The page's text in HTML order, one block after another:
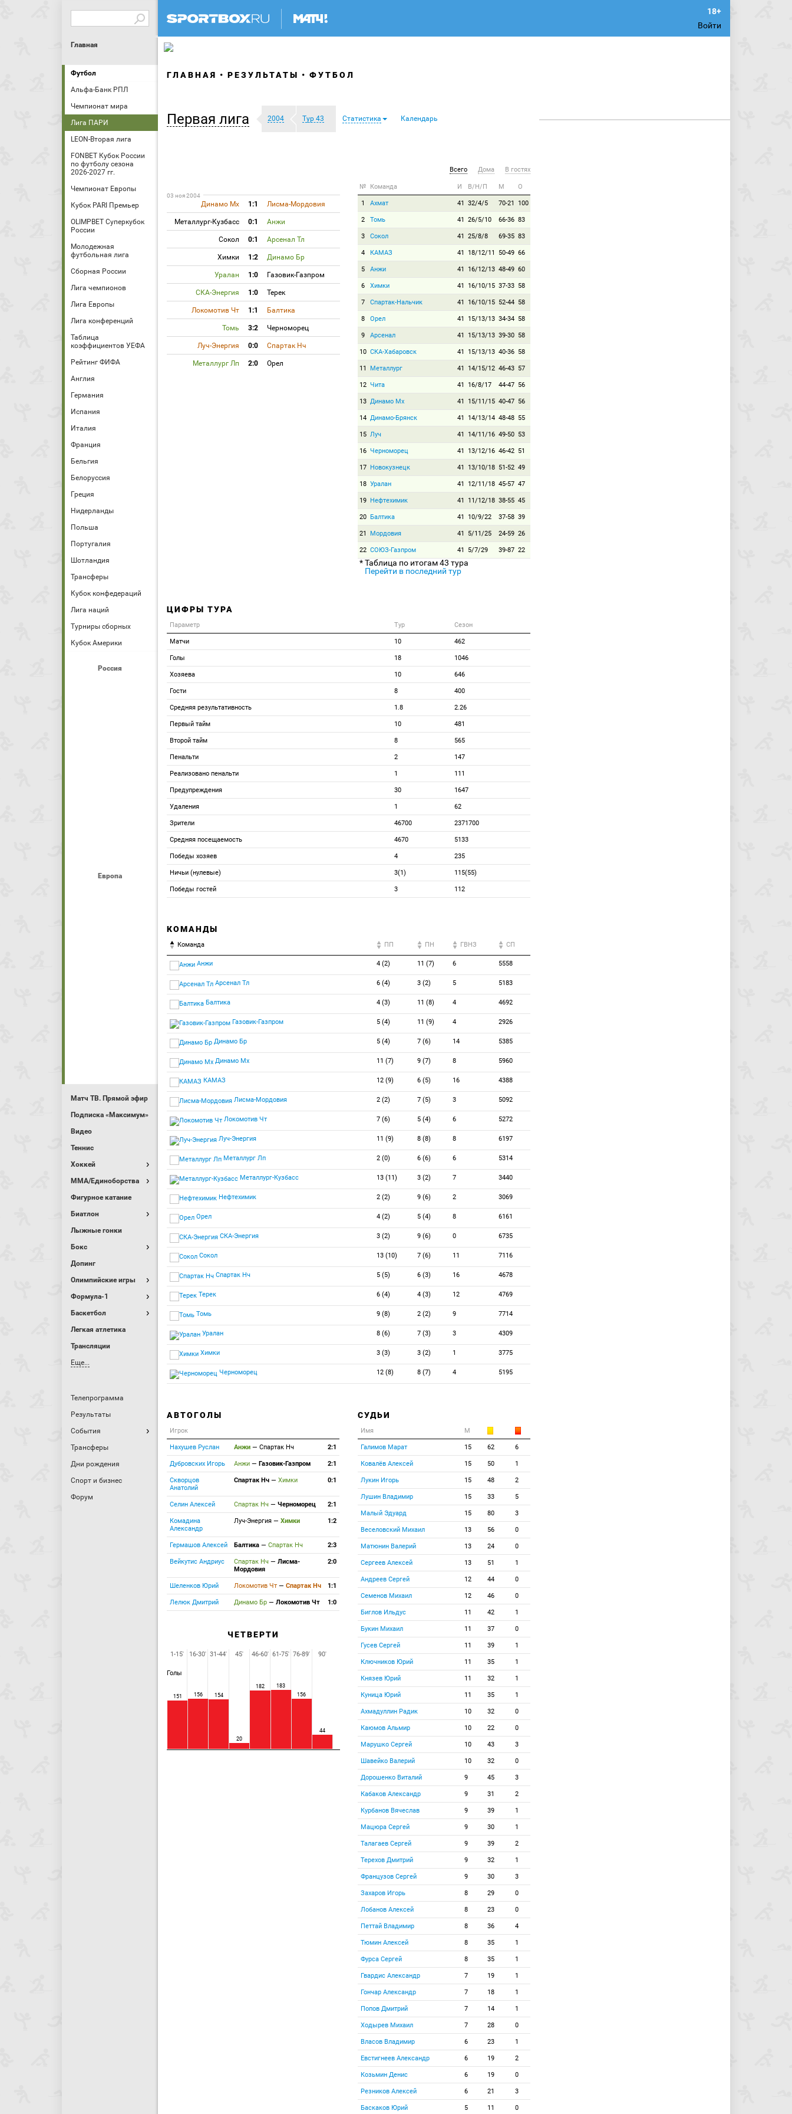
Войти
Главная
Футбол
Альфа-Банк РПЛ
Чемпионат мира
Лига ПАРИ
LEON-Вторая лига
FONBET Кубок России
по футболу сезона
2026-2027 гг.
Чемпионат Европы
Кубок PARI Премьер
OLIMPBET Суперкубок
России
Молодежная
футбольная лига
Сборная России
Лига чемпионов
Лига Европы
Лига конференций
Таблица
коэффициентов УЕФА
Рейтинг ФИФА
Англия
Германия
Испания
Италия
Франция
Бельгия
Белоруссия
Греция
Нидерланды
Польша
Португалия
Шотландия
Трансферы
Кубок конфедераций
Лига наций
Турниры сборных
Кубок Америки
Россия
Европа
Матч ТВ. Прямой эфир
Подписка «Максимум»
Видео
Теннис
Хоккей
MMA/Единоборства
Фигурное катание
Биатлон
Лыжные гонки
Бокс
Допинг
Олимпийские игры
Формула-1
Баскетбол
Легкая атлетика
Трансляции
Еще...
Телепрограмма
Результаты
События
Трансферы
Дни рождения
Спорт и бизнес
Форум
ГЛАВНАЯ РЕЗУЛЬТАТЫ ФУТБОЛ
Первая лига 2004 Тур 43 Статистика Календарь
03 ноя 2004
Динамо Мх 1:1 Лисма-Мордовия
Металлург-Кузбасс 0:1 Анжи
Сокол 0:1 Арсенал Тл
Химки 1:2 Динамо Бр
Уралан 1:0 Газовик-Газпром
СКА-Энергия 1:0 Терек
Локомотив Чт 1:1 Балтика
Томь 3:2 Черноморец
Луч-Энергия 0:0 Спартак Нч
Металлург Лп 2:0 Орел
Всего Дома В гостях
№ Команда И В/Н/П М О
1 Ахмат 41 32/4/5 70-21 100
2 Томь 41 26/5/10 66-36 83
3 Сокол 41 25/8/8 69-35 83
4 КАМАЗ 41 18/12/11 50-49 66
5 Анжи 41 16/12/13 48-49 60
6 Химки 41 16/10/15 37-33 58
7 Спартак-Нальчик 41 16/10/15 52-44 58
8 Орел 41 15/13/13 34-34 58
9 Арсенал 41 15/13/13 39-30 58
10 СКА-Хабаровск 41 15/13/13 40-36 58
11 Металлург 41 14/15/12 46-43 57
12 Чита 41 16/8/17 44-47 56
13 Динамо Мх 41 15/11/15 40-47 56
14 Динамо-Брянск 41 14/13/14 48-48 55
15 Луч 41 14/11/16 49-50 53
16 Черноморец 41 13/12/16 46-42 51
17 Новокузнецк 41 13/10/18 51-52 49
18 Уралан 41 12/11/18 45-57 47
19 Нефтехимик 41 11/12/18 38-55 45
20 Балтика 41 10/9/22 37-58 39
21 Мордовия 41 5/11/25 24-59 26
22 СОЮЗ-Газпром 41 5/7/29 39-87 22
* Таблица по итогам 43 тура
Перейти в последний тур
ЦИФРЫ ТУРА
Параметр Тур Сезон
Матчи 10 462
Голы 18 1046
Хозяева 10 646
Гости 8 400
Средняя результативность 1.8 2.26
Первый тайм 10 481
Второй тайм 8 565
Пенальти 2 147
Реализовано пенальти 1 111
Предупреждения 30 1647
Удаления 1 62
Зрители 46700 2371700
Средняя посещаемость 4670 5133
Победы хозяев 4 235
Ничьи (нулевые) 3(1) 115(55)
Победы гостей 3 112
КОМАНДЫ
Команда ПП ПН ГВНЗ СП
Анжи 4 (2) 11 (7) 6 5558
Арсенал Тл 6 (4) 3 (2) 5 5183
Балтика 4 (3) 11 (8) 4 4692
Газовик-Газпром 5 (4) 11 (9) 4 2926
Динамо Бр 5 (4) 7 (6) 14 5385
Динамо Мх 11 (7) 9 (7) 8 5960
КАМАЗ 12 (9) 6 (5) 16 4388
Лисма-Мордовия 2 (2) 7 (5) 3 5092
Локомотив Чт 7 (6) 5 (4) 6 5272
Луч-Энергия 11 (9) 8 (8) 8 6197
Металлург Лп 2 (0) 6 (6) 6 5314
Металлург-Кузбасс 13 (11) 3 (2) 7 3440
Нефтехимик 2 (2) 9 (6) 2 3069
Орел 4 (2) 5 (4) 8 6161
СКА-Энергия 3 (2) 9 (6) 0 6735
Сокол 13 (10) 7 (6) 11 7116
Спартак Нч 5 (5) 6 (3) 16 4678
Терек 6 (4) 4 (3) 12 4769
Томь 9 (8) 2 (2) 9 7714
Уралан 8 (6) 7 (3) 3 4309
Химки 3 (3) 3 (2) 1 3775
Черноморец 12 (8) 8 (7) 4 5195
АВТОГОЛЫ
Игрок
Нахушев Руслан Анжи — Спартак Нч 2:1
Дубровских Игорь Анжи — Газовик-Газпром 2:1
Скворцов
Анатолий
Спартак Нч — Химки 0:1
Селин Алексей Спартак Нч — Черноморец 2:1
Комадина
Александр
Луч-Энергия — Химки 1:2
Гермашов Алексей Балтика — Спартак Нч 2:3
Вейкутис Андриус Спартак Нч — Лисма-
Мордовия
2:0
Шеленков Юрий Локомотив Чт — Спартак Нч 1:1
Лелюк Дмитрий Динамо Бр — Локомотив Чт 1:0
ЧЕТВЕРТИ
Голы
151 156 154
20
182
183
156
44
1-15' 16-30' 31-44' 45' 46-60' 61-75' 76-89' 90'
СУДЬИ
Имя М
Галимов Марат 15 62 6
Ковалёв Алексей 15 50 1
Лукин Игорь 15 48 2
Лушин Владимир 15 33 5
Малый Эдуард 15 80 3
Веселовский Михаил 13 56 0
Матюнин Валерий 13 24 0
Сергеев Алексей 13 51 1
Андреев Сергей 12 44 0
Семенов Михаил 12 46 0
Биглов Ильдус 11 42 1
Букин Михаил 11 37 0
Гусев Сергей 11 39 1
Ключников Юрий 11 35 1
Князев Юрий 11 32 1
Куница Юрий 11 35 1
Ахмадуллин Радик 10 32 0
Каюмов Альмир 10 22 0
Марушко Сергей 10 43 3
Шавейко Валерий 10 32 0
Дорошенко Виталий 9 45 3
Кабаков Александр 9 31 2
Курбанов Вячеслав 9 39 1
Мацюра Сергей 9 30 1
Талагаев Сергей 9 39 2
Терехов Дмитрий 9 32 1
Французов Сергей 9 30 3
Захаров Игорь 8 29 0
Лобанов Алексей 8 23 0
Петтай Владимир 8 36 4
Тюмин Алексей 8 35 1
Фурса Сергей 8 35 1
Гвардис Александр 7 19 1
Гончар Александр 7 18 1
Попов Дмитрий 7 14 1
Ходырев Михаил 7 28 0
Власов Владимир 6 23 1
Евстигнеев Александр 6 19 2
Козьмин Денис 6 19 0
Резников Алексей 6 21 3
Баскаков Юрий 5 11 0